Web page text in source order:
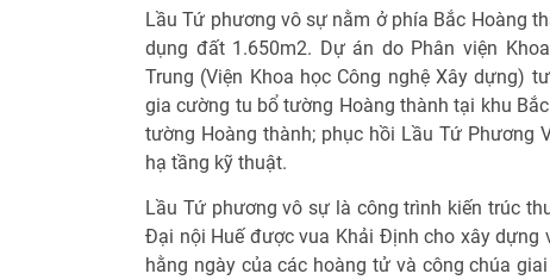
Lầu Tứ phương vô sự nằm ở phía Bắc Hoàng
dụng đất 1.650m2. Dự án do Phân viện
Trung (Viện Khoa học Công nghệ Xây dựng)
gia cường tu bổ tường Hoàng thành tại khu
tường Hoàng thành; phục hồi Lầu Tứ Phương
hạ tầng kỹ thuật.
Lầu Tứ phương vô sự là công trình kiến trúc
Đại nội Huế được vua Khải Định cho xây dựng
hằng ngày của các hoàng tử và công chúa